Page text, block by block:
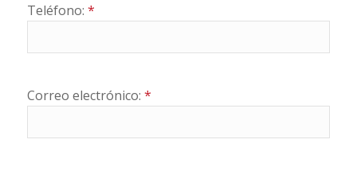
Teléfono: *
Correo electrónico: *